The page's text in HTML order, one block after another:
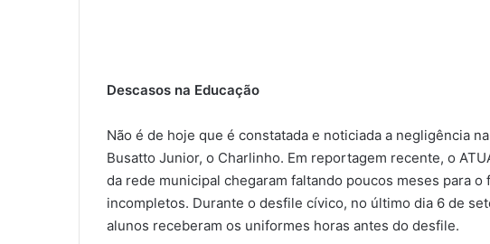
Descasos na Educação
Não é de hoje que é constatada e noticiada a negligência
Busatto Junior, o Charlinho. Em reportagem recente, o
da rede municipal chegaram faltando poucos meses para
incompletos. Durante o desfile cívico, no último dia 6 de
alunos receberam os uniformes horas antes do desfile.